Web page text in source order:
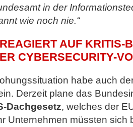
in der
wie noch nie.“
AUF KRITIS-
CYBERSECURITY-
habe auch
Derzeit plane das
Dachgesetz, welches der
Unternehmen müssten sich